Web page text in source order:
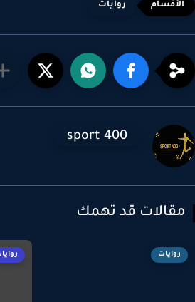
روايات
sport 400
قد تهمك
روايات روايات